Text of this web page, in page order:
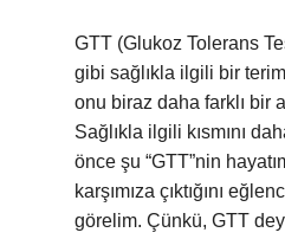
GTT (Glukoz Tolerans
gibi sağlıkla ilgili bir
onu biraz daha farklı bir
Sağlıkla ilgili kısmını
önce şu “GTT”nin
karşımıza çıktığını
görelim. Çünkü, GTT